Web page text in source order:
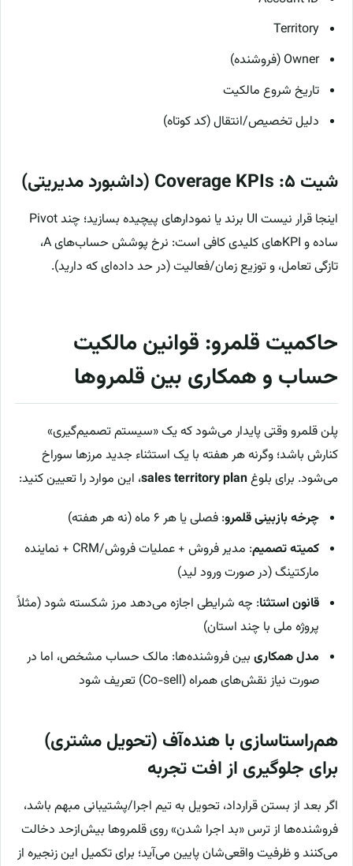
Territory
Owner (فروشنده)
تاریخ شروع مالکیت
دلیل تخصیص/انتقال (کد کوتاه)
شیت ۵: Coverage KPIs (داشبورد مدیریتی)
اینجا قرار نیست UI برند یا نمودارهای پیچیده بسازید؛ چند Pivot
ساده و KPIهای کلیدی کافی است: نرخ پوشش حساب‌های A،
تازگی تعامل، و توزیع زمان/فعالیت (در حد داده‌ای که دارید).
حاکمیت قلمرو: قوانین مالکیت
حساب و همکاری بین قلمروها
پلن قلمرو وقتی پایدار می‌شود که یک «سیستم تصمیم‌گیری»
کنارش باشد؛ وگرنه هر هفته با یک استثناء جدید مرزها سوراخ
می‌شود. برای بلوغsales territory plan، این موارد را تعیین کنید:
چرخه بازبینی قلمرو: فصلی یا هر ۶ ماه (نه هر هفته)
کمیته تصمیم
: مدیر فروش + عملیات فروش/CRM + نماینده
مارکتینگ (در صورت ورود لید)
قانون استثنا: چه شرایطی اجازه می‌دهد مرز شکسته شود (مثلاً
پروژه ملی با چند استان)
مدل همکاریبین فروشنده‌ها: مالک حساب مشخص، اما در
صورت نیاز نقش‌های همراه (Co-sell) تعریف شود
هم‌راستاسازی با هنده‌آف (تحویل مشتری)
برای جلوگیری از افت تجربه
اگر بعد از بستن قرارداد، تحویل به تیم اجرا/پشتیبانی مبهم باشد،
فروشنده‌ها از ترس «بد اجرا شدن» روی قلمروها بیش‌ازحد دخالت
می‌کنند و ظرفیت واقعی‌شان پایین می‌آید؛ برای تکمیل این زنجیره از